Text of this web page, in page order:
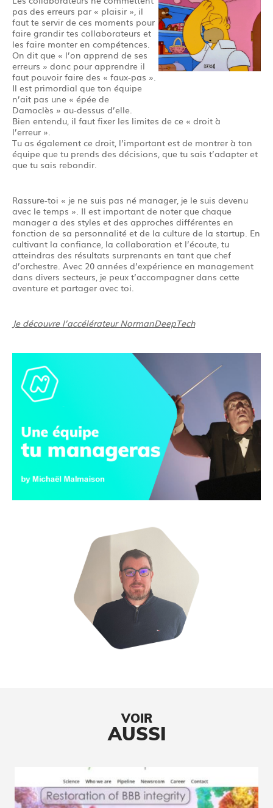
pas des erreurs par « plaisir », il
faut te servir de ces moments pour
faire grandir tes collaborateurs et
les faire monter en compétences.
On dit que « l’on apprend de ses
erreurs » donc pour apprendre il
faut pouvoir faire des « faux-pas ».
Il est primordial que ton équipe
n’ait pas une « épée de
Damoclès » au-dessus d’elle.
Bien entendu, il faut fixer les limites de ce « droit à
l’erreur ».
Tu as également ce droit, l’important est de montrer à ton
équipe que tu prends des décisions, que tu sais t’adapter et
que tu sais rebondir.
Rassure-toi « je ne suis pas né manager, je le suis devenu
avec le temps ». Il est important de noter que chaque
manager a des styles et des approches différentes en
fonction de sa personnalité et de la culture de la startup. En
cultivant la confiance, la collaboration et l’écoute, tu
atteindras des résultats surprenants en tant que chef
d’orchestre. Avec 20 années d’expérience en management
dans divers secteurs, je peux t’accompagner dans cette
aventure et partager avec toi.
Je découvre l’accélérateur NormanDeepTech
VOIR
AUSSI